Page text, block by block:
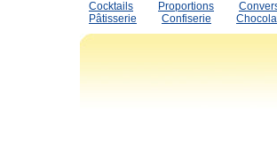
Cocktails Proportions
Pâtisserie
Confiserie